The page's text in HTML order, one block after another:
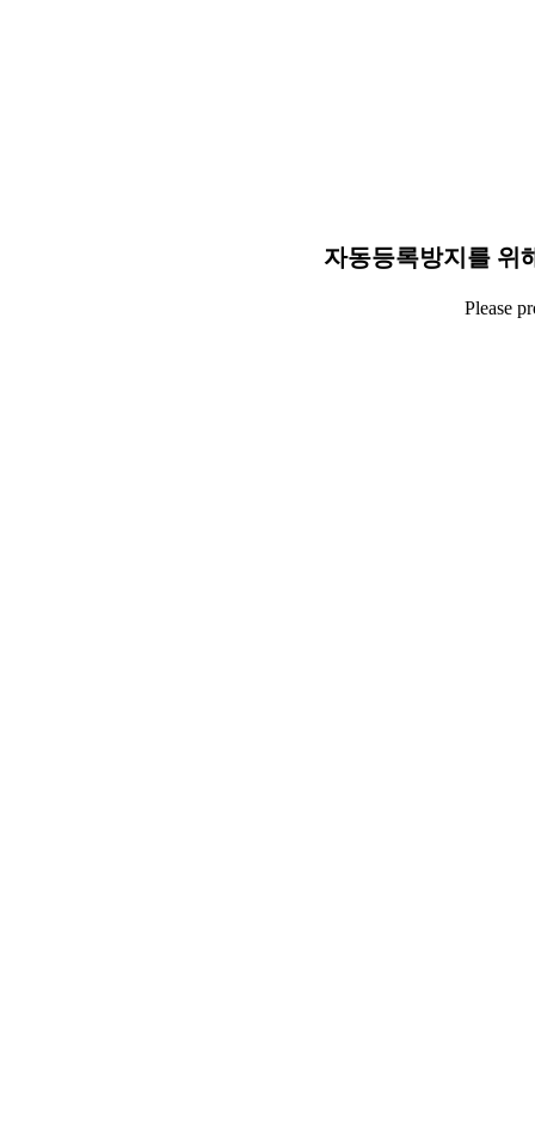
자동등록방지를 위
Please